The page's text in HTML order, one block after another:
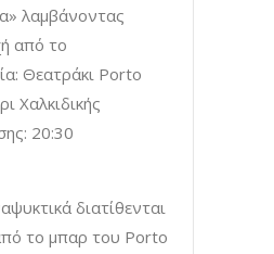
λαμβάνοντας
από το
Θεατράκι Porto
Χαλκιδικής
20:30
διατίθενται
το μπαρ του Porto